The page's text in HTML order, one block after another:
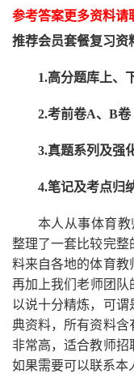
参考答案更多资料请
推荐会员套餐复习资
1.高分题库上、
2.考前卷A、B卷
3.真题系列及强
4.笔记及考点归
本人从事体育教
整理了一套比较完整
料来自各地的体育教
再加上我们老师 团队
以说十分精炼，可谓
典资料，所有资料含
非常高，适合教师招
如果需要可以联系本